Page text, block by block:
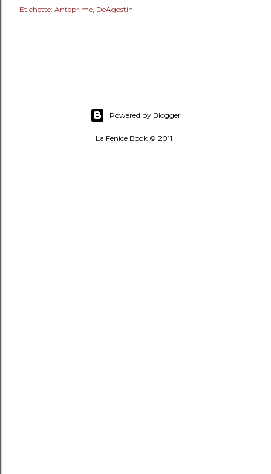
Etichette: Anteprime DeAgostini
Powered by Blogger
La Fenice Book © 2011 |